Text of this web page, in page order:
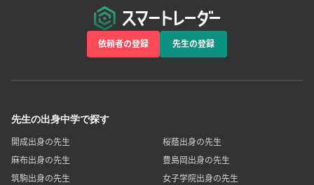
依頼者の登録 先生の登録
先生の出身中学で探す
開成出身の先生
桜蔭出身の先生
麻布出身の先生
豊島岡出身の先生
筑駒出身の先生
女子学院出身の先生